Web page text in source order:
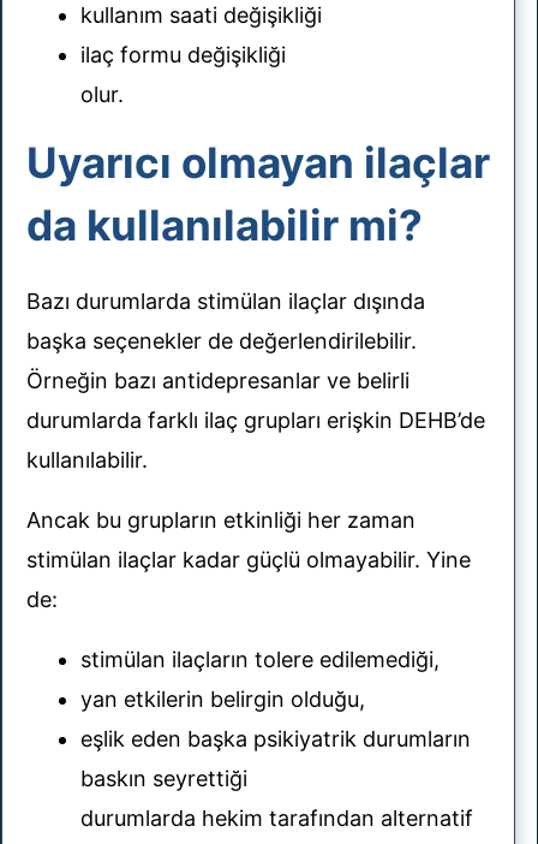
kullanım saati değişikliği
ilaç formu değişikliği
olur.
Uyarıcı olmayan ilaçlar
da kullanılabilir mi?
Bazı durumlarda stimülan ilaçlar dışında
başka seçenekler de değerlendirilebilir.
Örneğin bazı antidepresanlar ve belirli
durumlarda farklı ilaç grupları erişkin DEHB’de
kullanılabilir.
Ancak bu grupların etkinliği her zaman
stimülan ilaçlar kadar güçlü olmayabilir. Yine
de:
stimülan ilaçların tolere edilemediği,
yan etkilerin belirgin olduğu,
eşlik eden başka psikiyatrik durumların
baskın seyrettiği
durumlarda hekim tarafından alternatif